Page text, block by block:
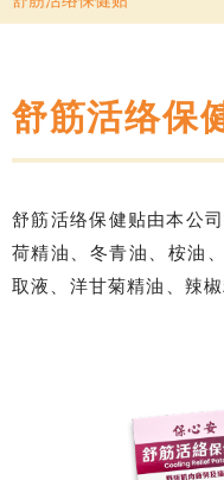
舒筋活络保
舒筋活络保健贴由本公
荷精油、冬青油、桉油
取液、洋甘菊精油、辣